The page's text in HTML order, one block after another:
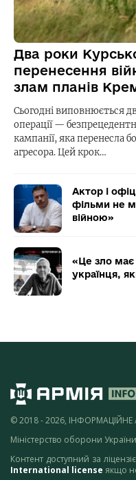
Два роки
перенесення
злам планів
Сьогодні виповнюється
операції —
кампанії, яка перенесла
агресора. Цей крок…
Актор і
фільми не
війною»
«Це зло має
українця,
© 2018 - 2026, ІНФОРМАЦІЙНЕ
Міністерство оборони України
Контент доступний за
International license якщо